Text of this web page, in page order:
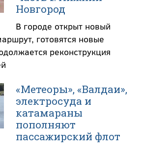
Новгород
В городе открыт новый
готовятся новые
реконструкция
«Метеоры», «Валдаи»,
электросуда и
катамараны
пополняют
пассажирский флот